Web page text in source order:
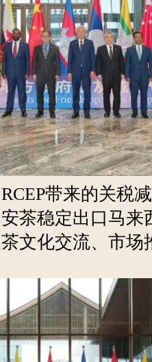
带来的关税
茶稳定出口马来
文化交流、市场